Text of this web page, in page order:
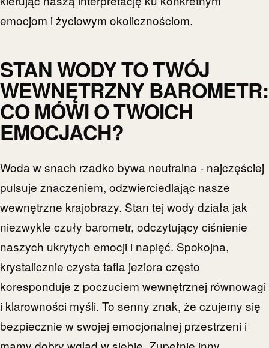
emocjom i życiowym okolicznościom.
STAN WODY TO TWÓJ
WEWNĘTRZNY BAROMETR:
CO MÓWI O TWOICH
EMOCJACH?
Woda w snach rzadko bywa neutralna - najczęściej
pulsuje znaczeniem, odzwierciedlając nasze
wewnętrzne krajobrazy. Stan tej wody działa jak
niezwykle czuły barometr, odczytujący ciśnienie
naszych ukrytych emocji i napięć. Spokojna,
krystalicznie czysta tafla jeziora często
koresponduje z poczuciem wewnętrznej równowagi
i klarowności myśli. To senny znak, że czujemy się
bezpiecznie w swojej emocjonalnej przestrzeni i